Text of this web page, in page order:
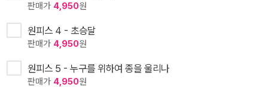
판매가 4,950원
원피스 4 - 초승달
판매가 4,950원
원피스 5 - 누구를 위하여 종을 울리나
판매가 4,950원